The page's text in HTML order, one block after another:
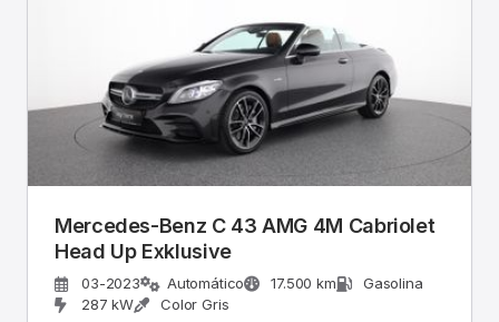
Mercedes-Benz C 43 AMG 4M Cabriolet
Head Up Exklusive
03-2023 Automático 17.500 km
Gasolina
287 kW
Color Gris